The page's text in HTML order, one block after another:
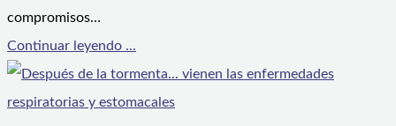
compromisos…
Continuar leyendo ...